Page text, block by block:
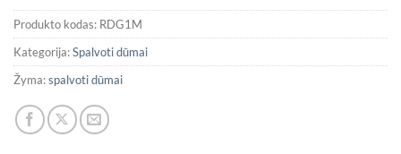
Produkto kodas: RDG1M
Kategorija:Spalvoti dūmai
Žyma:spalvoti dūmai